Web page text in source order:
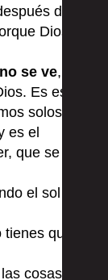
de
Dios
se ve,
Es esa
solos,
es el
que se
el sol se
que
cosas